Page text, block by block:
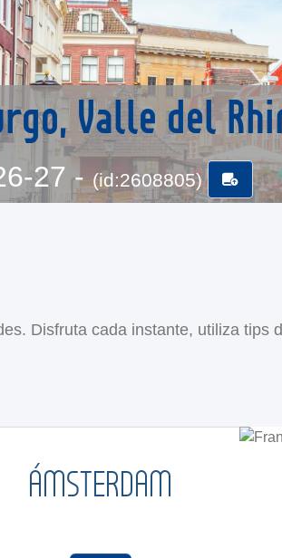
Valle del
27 - (id:2608805)
Disfruta cada instante, utiliza tips
ÁMSTERDAM